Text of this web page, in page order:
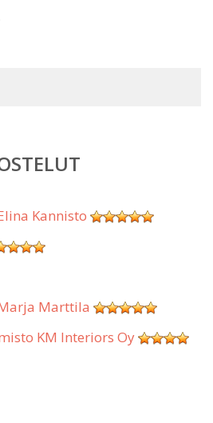
Kannisto
Marttila
KM Interiors Oy